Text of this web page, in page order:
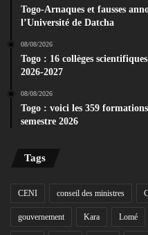
Togo-Arnaques et fausses
l’Université de Datcha
08/08/2026
Togo : 16 collèges
2026-2027
08/08/2026
Togo : voici les 359
semestre 2026
Tags
CENI conseil des ministres
gouvernement Kara Lomé